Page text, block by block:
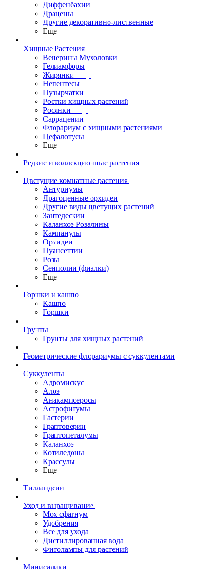
Диффенбахии
Драцены
Другие декоративно-лиственные
Еще
Хищные Растения
Венерины Мухоловки
Гелиамфоры
Жирянки
Непентесы
Пузырчатки
Ростки хищных растений
Росянки
Саррацении
Флорариум с хищными растениями
Цефалотусы
Еще
Редкие и коллекционные растения
Цветущие комнатные растения
Антуриумы
Драгоценные орхидеи
Другие виды цветущих растений
Зантедескии
Каланхоэ Розалины
Кампанулы
Орхидеи
Пуансеттии
Розы
Сенполии (фиалки)
Еще
Горшки и кашпо
Кашпо
Горшки
Грунты
Грунты для хищных растений
Геометрические флорариумы с суккулентами
Суккуленты
Адромискус
Алоэ
Анакампсеросы
Астрофитумы
Гастерии
Граптоверии
Граптопеталумы
Каланхоэ
Котиледоны
Крассулы
Еще
Тилландсии
Уход и выращивание
Мох сфагнум
Удобрения
Все для ухода
Дистиллированная вода
Фитолампы для растений
Минисадики